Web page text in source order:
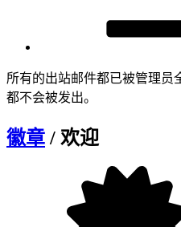
所有的出站邮件都已被管理员
都不会被发出。
徽章 / 欢迎